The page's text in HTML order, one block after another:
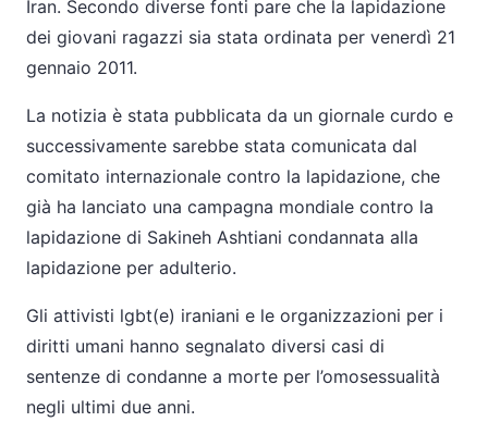
Iran. Secondo diverse fonti pare che la lapidazione
dei giovani ragazzi sia stata ordinata per venerdì 21
gennaio 2011.
La notizia è stata pubblicata da un giornale curdo e
successivamente sarebbe stata comunicata dal
comitato internazionale contro la lapidazione, che
già ha lanciato una campagna mondiale contro la
lapidazione di Sakineh Ashtiani condannata alla
lapidazione per adulterio.
Gli attivisti lgbt(e) iraniani e le organizzazioni per i
diritti umani hanno segnalato diversi casi di
sentenze di condanne a morte per l’omosessualità
negli ultimi due anni.